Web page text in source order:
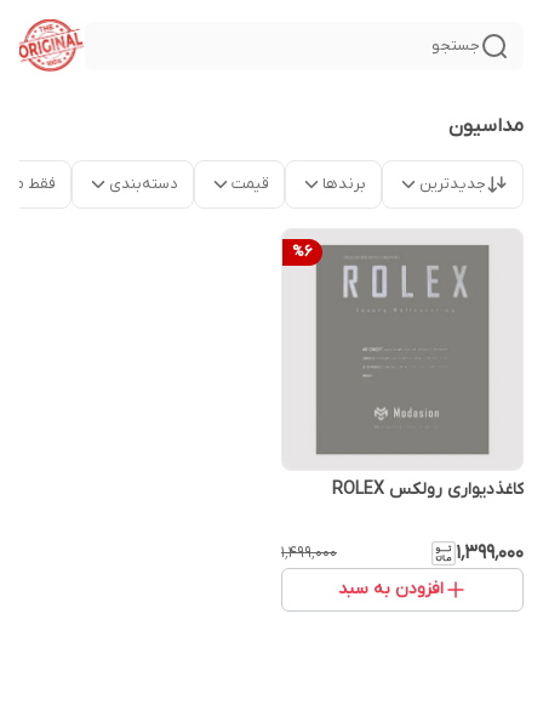
جستجو
مداسیون
جدیدترین برندها قیمت دسته‌بندی فقط
%6
کاغذدیواری رولکس ROLEX
۱٬۳۹۹٬۰۰۰ ۱٬۴۹۹٬۰۰۰
افزودن به سبد